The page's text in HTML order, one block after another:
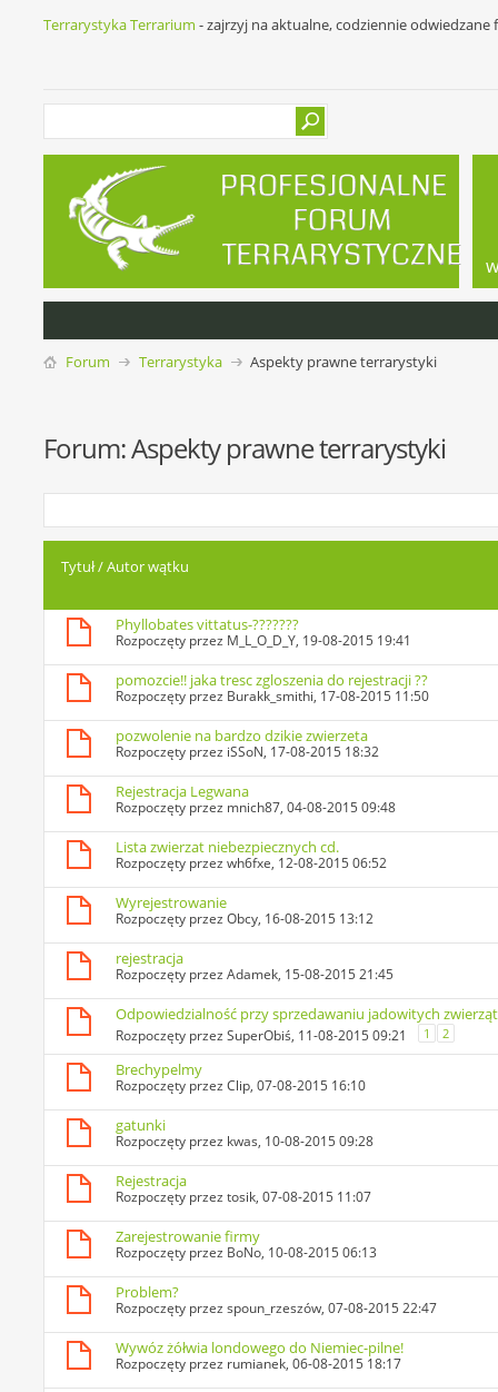
Terrarystyka Terrarium - zajrzyj na aktualne, codziennie
Forum Terrarystyka Aspekty prawne terrarystyki
Forum:Aspekty prawne terrarystyki
Tytuł/Autor wątku
Phyllobates vittatus-???????
Rozpoczęty przez M_L_O_D_Y, 19-08-2015 19:41
pomozcie!! jaka tresc zgloszenia do rejestracji ??
Rozpoczęty przez Burakk_smithi, 17-08-2015 11:50
pozwolenie na bardzo dzikie zwierzeta
Rozpoczęty przez iSSoN, 17-08-2015 18:32
Rejestracja Legwana
Rozpoczęty przez mnich87, 04-08-2015 09:48
Lista zwierzat niebezpiecznych cd.
Rozpoczęty przezwh6fxe, 12-08-2015 06:52
Wyrejestrowanie
Rozpoczęty przezObcy, 16-08-2015 13:12
rejestracja
Rozpoczęty przezAdamek, 15-08-2015 21:45
Odpowiedzialność przy sprzedawaniu jadowitych zwierząt
Rozpoczęty przezSuperObiś, 11-08-2015 09:21 1 2
Brechypelmy
Rozpoczęty przezClip, 07-08-2015 16:10
gatunki
Rozpoczęty przez kwas, 10-08-2015 09:28
Rejestracja
Rozpoczęty przeztosik, 07-08-2015 11:07
Zarejestrowanie firmy
Rozpoczęty przez BoNo, 10-08-2015 06:13
Problem?
Rozpoczęty przezspoun_rzeszów, 07-08-2015 22:47
Wywóz żółwia londowego do Niemiec-pilne!
Rozpoczęty przez rumianek, 06-08-2015 18:17